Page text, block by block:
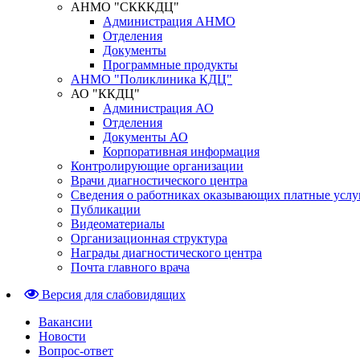
АНМО "СКККДЦ"
Администрация АНМО
Отделения
Документы
Программные продукты
АНМО "Поликлиника КДЦ"
АО "ККДЦ"
Администрация АО
Отделения
Документы АО
Корпоративная информация
Контролирующие организации
Врачи диагностического центра
Сведения о работниках оказывающих платные
Публикации
Видеоматериалы
Организационная структура
Награды диагностического центра
Почта главного врача
Версия для слабовидящих
Вакансии
Новости
Вопрос-ответ